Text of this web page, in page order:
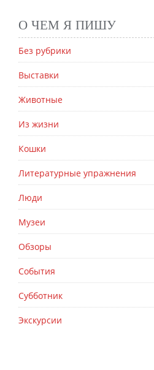
О ЧЕМ Я ПИШУ
Без рубрики
Выставки
Животные
Из жизни
Кошки
Литературные упражнения
Люди
Музеи
Обзоры
События
Субботник
Экскурсии